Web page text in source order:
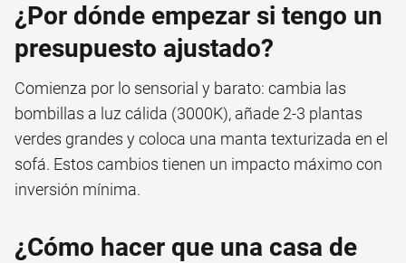
¿Por dónde empezar si tengo un
presupuesto ajustado?
Comienza por lo sensorial y barato: cambia las
bombillas a luz cálida (3000K), añade 2-3 plantas
verdes grandes y coloca una manta texturizada en el
sofá. Estos cambios tienen un impacto máximo con
inversión mínima.
¿Cómo hacer que una casa de